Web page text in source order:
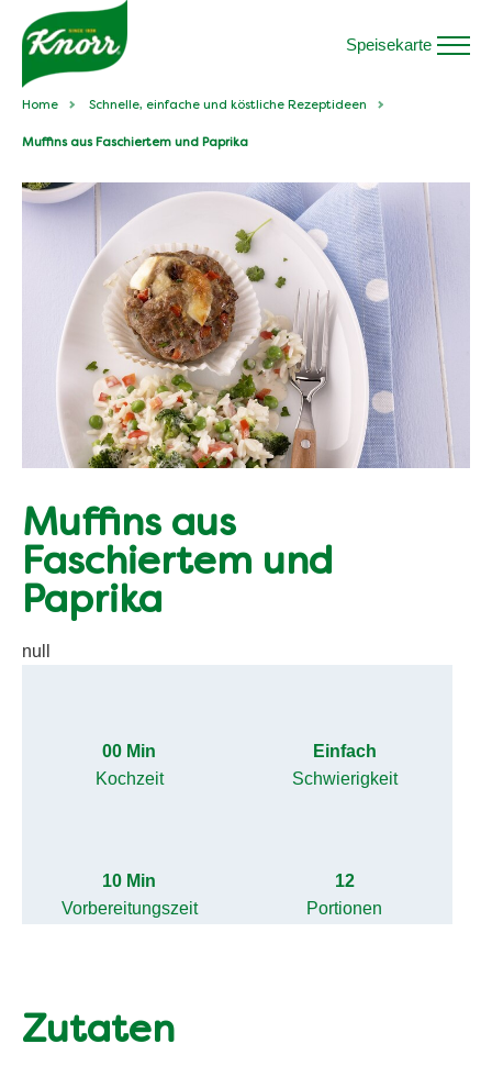
Speisekarte
Home Schnelle, einfache und köstliche Rezeptideen
Muffins aus Faschiertem und Paprika
Muffins aus
Faschiertem und
Paprika
null
00 Min
Kochzeit
Einfach
Schwierigkeit
10 Min
Vorbereitungszeit
12
Portionen
Zutaten